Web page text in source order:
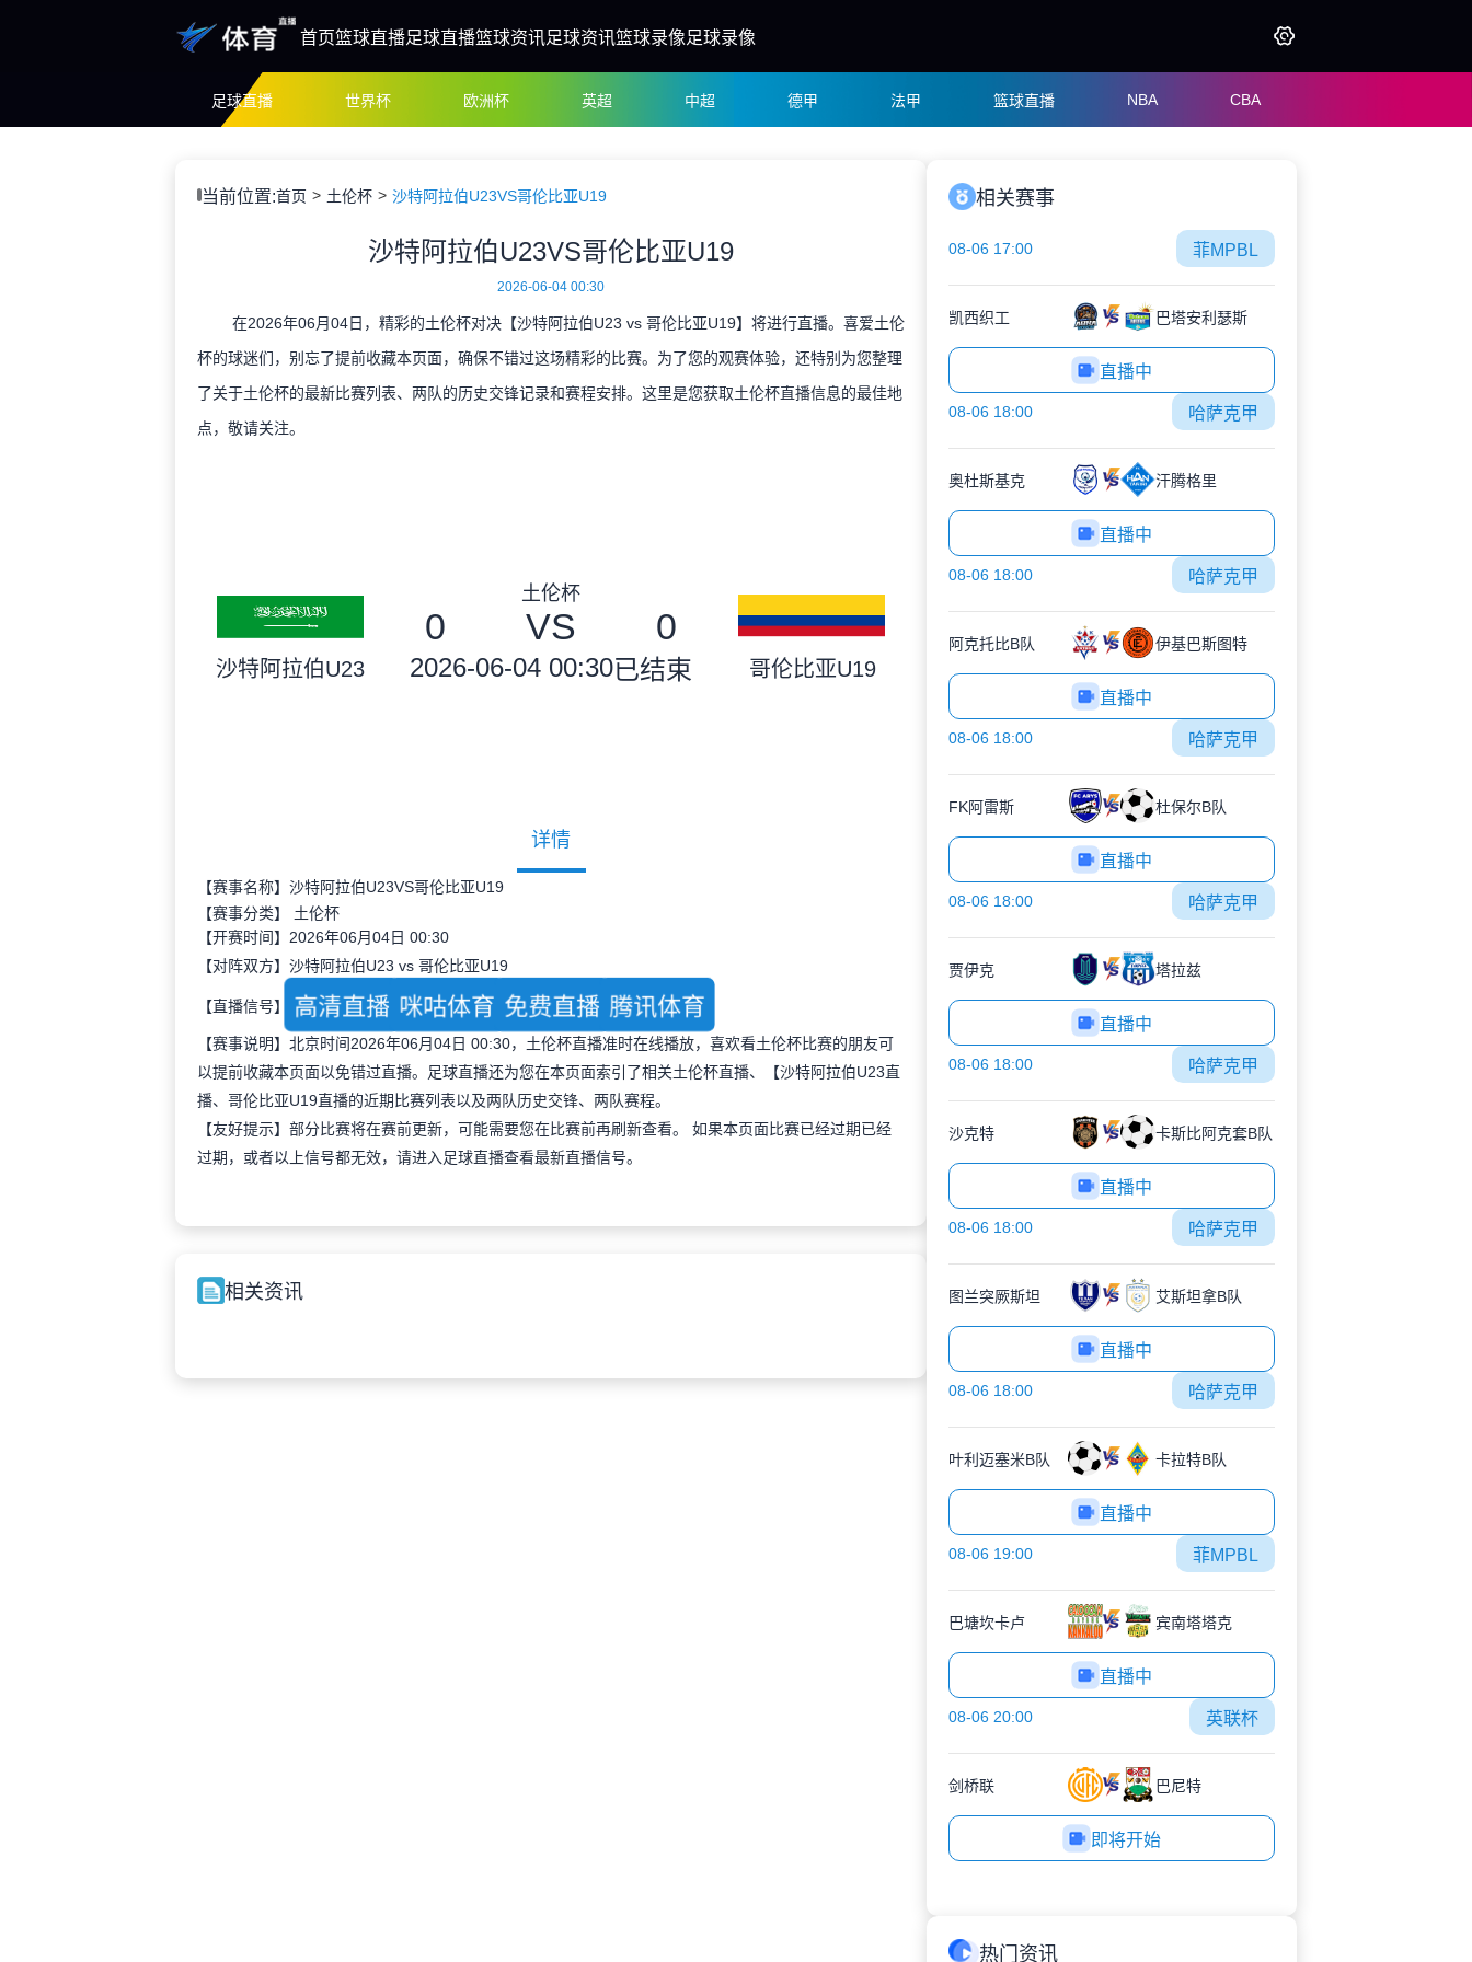
首页篮球直播足球直播篮球资讯足球资讯篮球录像足球录像
足球直播 世界杯 欧洲杯 英超 中超 德甲 法甲 篮球直播 NBA CBA
当前位置:首页 土伦杯 沙特阿拉伯U23VS哥伦比亚U19
沙特阿拉伯U23VS哥伦比亚U19
2026-06-04 00:30
在2026年06月04日，精彩的土伦杯对决【沙特阿拉伯U23 vs 哥伦比亚U19】将进行直播。喜爱土伦
杯的球迷们，别忘了提前收藏本页面，确保不错过这场精彩的比赛。为了您的观赛体验，还特别为您整理
了关于土伦杯的最新比赛列表、两队的历史交锋记录和赛程安排。这里是您获取土伦杯直播信息的最佳地
点，敬请关注。
沙特阿拉伯U23
土伦杯
0 VS 0
2026-06-04 00:30已结束 哥伦比亚U19
详情
【赛事名称】沙特阿拉伯U23VS哥伦比亚U19
【赛事分类】 土伦杯
【开赛时间】2026年06月04日 00:30
【对阵双方】沙特阿拉伯U23 vs 哥伦比亚U19
【直播信号】 高清直播 咪咕体育 免费直播 腾讯体育
【赛事说明】北京时间2026年06月04日 00:30，土伦杯直播准时在线播放，喜欢看土伦杯比赛的朋友可
以提前收藏本页面以免错过直播。足球直播还为您在本页面索引了相关土伦杯直播、【沙特阿拉伯U23直
播、哥伦比亚U19直播的近期比赛列表以及两队历史交锋、两队赛程。
【友好提示】部分比赛将在赛前更新，可能需要您在比赛前再刷新查看。 如果本页面比赛已经过期已经
过期，或者以上信号都无效，请进入足球直播查看最新直播信号。
相关资讯
相关赛事
08-06 17:00 菲MPBL
凯西织工 巴塔安利瑟斯
直播中
08-06 18:00 哈萨克甲
奥杜斯基克 汗腾格里
直播中
08-06 18:00 哈萨克甲
阿克托比B队 伊基巴斯图特
直播中
08-06 18:00 哈萨克甲
FK阿雷斯 杜保尔B队
直播中
08-06 18:00 哈萨克甲
贾伊克 塔拉兹
直播中
08-06 18:00 哈萨克甲
沙克特 卡斯比阿克套B队
直播中
08-06 18:00 哈萨克甲
图兰突厥斯坦 艾斯坦拿B队
直播中
08-06 18:00 哈萨克甲
叶利迈塞米B队 卡拉特B队
直播中
08-06 19:00 菲MPBL
巴塘坎卡卢 宾南塔塔克
直播中
08-06 20:00 英联杯
剑桥联 巴尼特
即将开始
热门资讯